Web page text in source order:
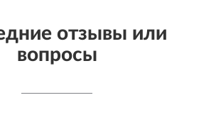
отзывы или
вопросы